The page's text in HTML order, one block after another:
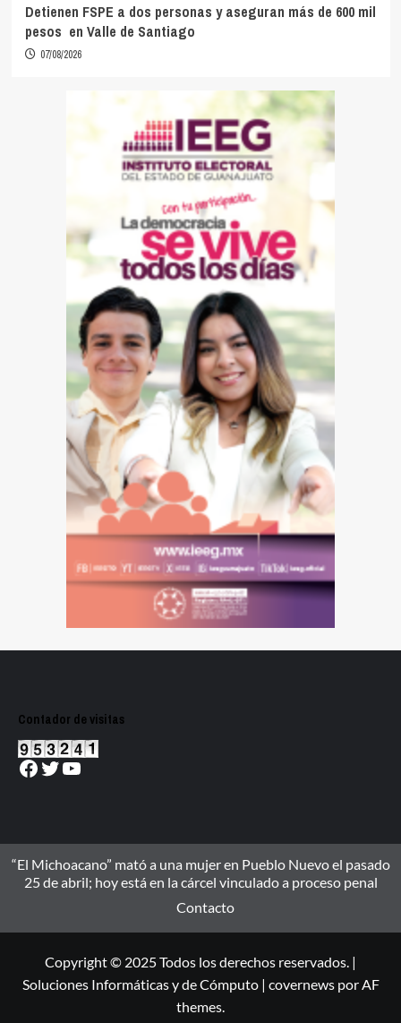
Detienen FSPE a dos personas y aseguran más de 600 mil
pesos en Valle de Santiago
07/08/2026
Contador de visitas
Facebook
Twitter
YouTube
“El Michoacano” mató a una mujer en Pueblo Nuevo el pasado
25 de abril; hoy está en la cárcel vinculado a proceso penal
Contacto
Copyright © 2025 Todos los derechos reservados. |
Soluciones Informáticas y de Cómputo | covernewspor AF
themes.